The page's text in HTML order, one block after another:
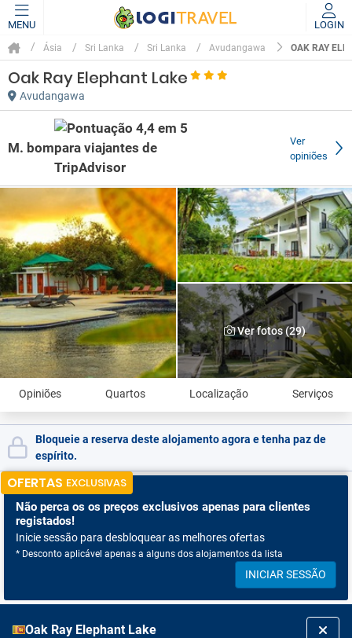
MENU LOGIN
Ásia Sri Lanka Sri Lanka Avudangawa OAK RAY
Oak Ray Elephant Lake
Avudangawa
M. bom
Ver
opiniões
Ver fotos (29)
Opiniões Quartos Localização Serviços
Bloqueie a reserva deste alojamento agora e tenha paz de
espírito.
OFERTAS EXCLUSIVAS
Não perca os os preços exclusivos apenas para clientes
registados!
Inicie sessão para desbloquear as melhores ofertas
* Desconto aplicável apenas a alguns dos alojamentos da lista
INICIAR SESSÃO
Oak Ray Elephant Lake